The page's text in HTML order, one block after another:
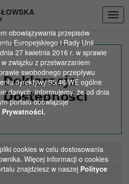
obowiązywania przepisów
Europejskiego i Rady Unii
27 kwietnia 2016 r. w sprawie
związku z przetwarzaniem
swobodnego przepływu
dyrektywy 95/46/WE ogólne
danych, informujemy, że od dnia
portalu obowiązuje
cookies w celu dostosowania
Więcej informacji o cookies
znajdziesz w naszej Polityce
> LGD – praca